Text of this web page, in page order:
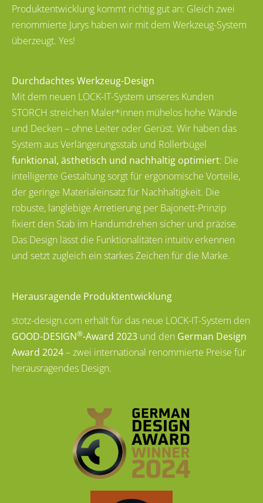
Produktentwicklung kommt richtig gut an: Gleich zwei
renommierte Jurys haben wir mit dem Werkzeug-System
überzeugt. Yes!
Durchdachtes Werkzeug-Design
Mit dem neuen LOCK-IT-System unseres Kunden
STORCH streichen Maler*innen mühelos hohe Wände
und Decken – ohne Leiter oder Gerüst. Wir haben das
System aus Verlängerungsstab und Rollerbügel
funktional, ästhetisch und nachhaltig optimiert: Die
intelligente Gestaltung sorgt für ergonomische Vorteile,
der geringe Materialeinsatz für Nachhaltigkeit. Die
robuste, langlebige Arretierung per Bajonett-Prinzip
fixiert den Stab im Handumdrehen sicher und präzise.
Das Design lässt die Funktionalitäten intuitiv erkennen
und setzt zugleich ein starkes Zeichen für die Marke.
Herausragende Produktentwicklung
stotz-design.com erhält für das neue LOCK-IT-System den
GOOD-DESIGN®-Award 2023 und den German Design
Award 2024– zwei international renommierte Preise für
herausragendes Design.